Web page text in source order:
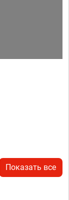
Показать все